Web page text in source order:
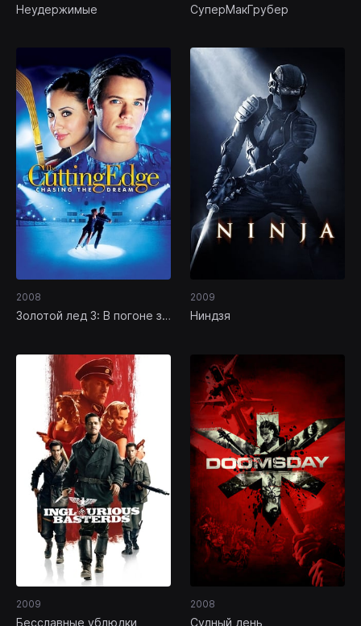
Неудержимые СуперМакГрубер
2008
Золотой лед 3: В погоне за
2009
Ниндзя
2009
Бесславные ублюдки
2008
Судный день